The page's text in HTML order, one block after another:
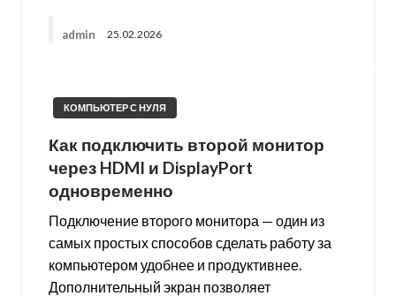
admin 25.02.2026
КОМПЬЮТЕР С НУЛЯ
Как подключить второй монитор
через HDMI и DisplayPort
одновременно
Подключение второго монитора — один из
самых простых способов сделать работу за
компьютером удобнее и продуктивнее.
Дополнительный экран позволяет